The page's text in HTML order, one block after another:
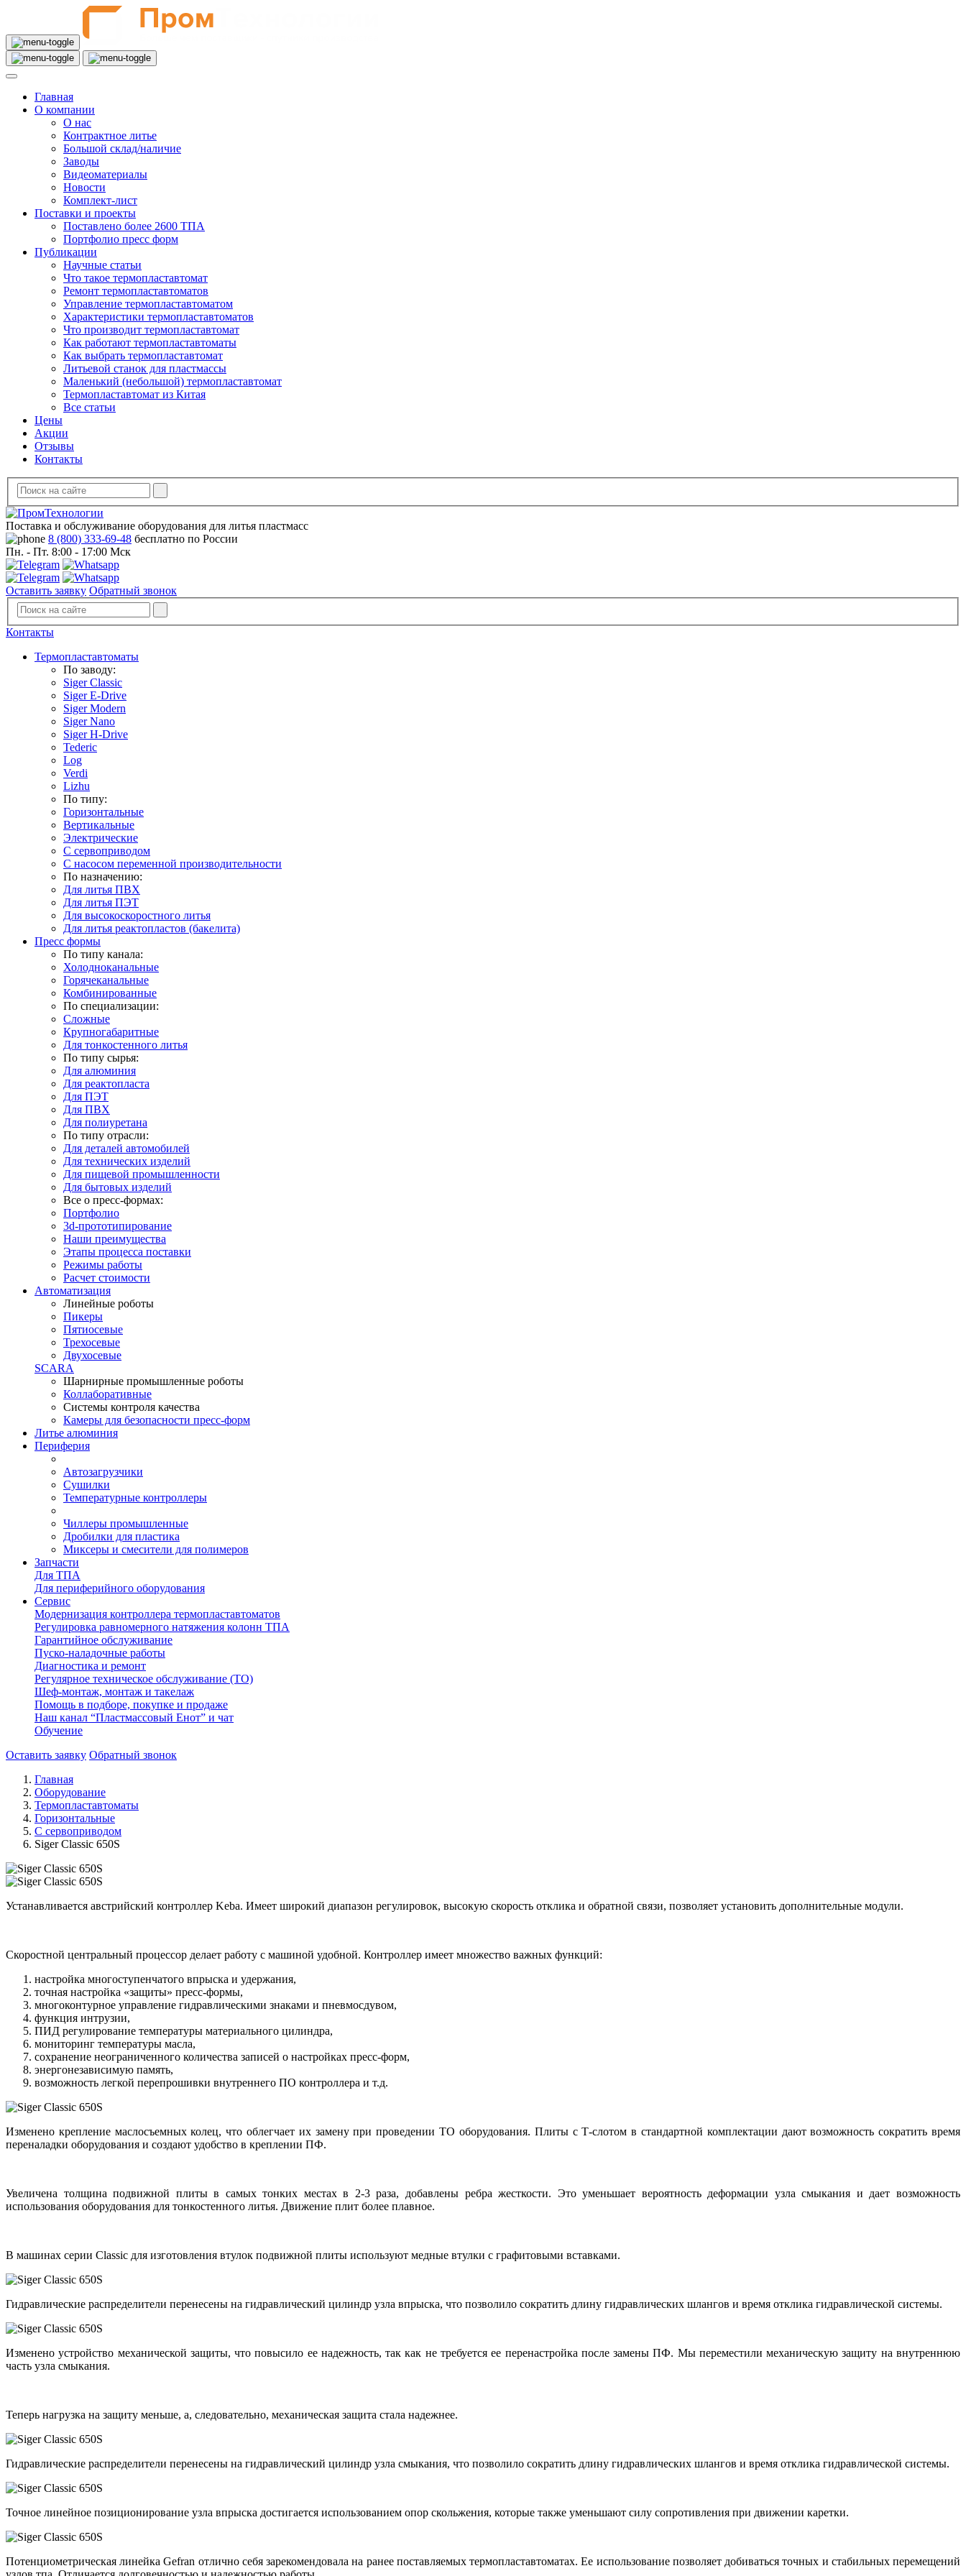
Главная
О компании
О нас
Контрактное литье
Большой склад/наличие
Заводы
Видеоматериалы
Новости
Комплект-лист
Поставки и проекты
Поставлено более 2600 ТПА
Портфолио пресс форм
Публикации
Научные статьи
Что такое термопластавтомат
Ремонт термопластавтоматов
Управление термопластавтоматом
Характеристики термопластавтоматов
Что производит термопластавтомат
Как работают термопластавтоматы
Как выбрать термопластавтомат
Литьевой станок для пластмассы
Маленький (небольшой) термопластавтомат
Термопластавтомат из Китая
Все статьи
Цены
Акции
Отзывы
Контакты
Поставка и обслуживание оборудования для литья пластмасс
8 (800) 333-69-48 бесплатно по России
Пн. - Пт. 8:00 - 17:00 Мск
Оставить заявку Обратный звонок
Контакты
Термопластавтоматы
По заводу:
Siger Classic
Siger E-Drive
Siger Modern
Siger Nano
Siger H-Drive
Tederic
Log
Verdi
Lizhu
По типу:
Горизонтальные
Вертикальные
Электрические
С сервоприводом
С насосом переменной производительности
По назначению:
Для литья ПВХ
Для литья ПЭТ
Для высокоскоростного литья
Для литья реактопластов (бакелита)
Пресс формы
По типу канала:
Холодноканальные
Горячеканальные
Комбинированные
По специализации:
Сложные
Крупногабаритные
Для тонкостенного литья
По типу сырья:
Для алюминия
Для реактопласта
Для ПЭТ
Для ПВХ
Для полиуретана
По типу отрасли:
Для деталей автомобилей
Для технических изделий
Для пищевой промышленности
Для бытовых изделий
Все о пресс-формах:
Портфолио
3d-прототипирование
Наши преимущества
Этапы процесса поставки
Режимы работы
Расчет стоимости
Автоматизация
Линейные роботы
Пикеры
Пятиосевые
Трехосевые
Двухосевые
SCARA
Шарнирные промышленные роботы
Коллаборативные
Системы контроля качества
Камеры для безопасности пресс-форм
Литье алюминия
Периферия
Автозагрузчики
Сушилки
Температурные контроллеры
Чиллеры промышленные
Дробилки для пластика
Миксеры и смесители для полимеров
Запчасти
Для ТПА
Для периферийного оборудования
Сервис
Модернизация контроллера термопластавтоматов
Регулировка равномерного натяжения колонн ТПА
Гарантийное обслуживание
Пуско-наладочные работы
Диагностика и ремонт
Регулярное техническое обслуживание (ТО)
Шеф-монтаж, монтаж и такелаж
Помощь в подборе, покупке и продаже
Наш канал “Пластмассовый Енот” и чат
Обучение
Оставить заявку Обратный звонок
Главная
Оборудование
Термопластавтоматы
Горизонтальные
С сервоприводом
Siger Classic 650S
Устанавливается австрийский контроллер Keba. Имеет широкий диапазон регулировок, высокую скорость отклика и обратной связи, позволяет установить дополнительные модули.
Скоростной центральный процессор делает работу с машиной удобной. Контроллер имеет множество важных функций:
настройка многоступенчатого впрыска и удержания,
точная настройка «защиты» пресс-формы,
многоконтурное управление гидравлическими знаками и пневмосдувом,
функция интрузии,
ПИД регулирование температуры материального цилиндра,
мониторинг температуры масла,
сохранение неограниченного количества записей о настройках пресс-форм,
энергонезависимую память,
возможность легкой перепрошивки внутреннего ПО контроллера и т.д.
Изменено крепление маслосъемных колец, что облегчает их замену при проведении ТО оборудования. Плиты с Т-слотом в стандартной комплектации дают возможность сократить время
переналадки оборудования и создают удобство в креплении ПФ.
Увеличена толщина подвижной плиты в самых тонких местах в 2-3 раза, добавлены ребра жесткости. Это уменьшает вероятность деформации узла смыкания и дает возможность
использования оборудования для тонкостенного литья. Движение плит более плавное.
В машинах серии Classic для изготовления втулок подвижной плиты используют медные втулки с графитовыми вставками.
Гидравлические распределители перенесены на гидравлический цилиндр узла впрыска, что позволило сократить длину гидравлических шлангов и время отклика гидравлической системы.
Изменено устройство механической защиты, что повысило ее надежность, так как не требуется ее перенастройка после замены ПФ. Мы переместили механическую защиту на внутреннюю
часть узла смыкания.
Теперь нагрузка на защиту меньше, а, следовательно, механическая защита стала надежнее.
Гидравлические распределители перенесены на гидравлический цилиндр узла смыкания, что позволило сократить длину гидравлических шлангов и время отклика гидравлической системы.
Точное линейное позиционирование узла впрыска достигается использованием опор скольжения, которые также уменьшают силу сопротивления при движении каретки.
Потенциометрическая линейка Gefran отлично себя зарекомендовала на ранее поставляемых термопластавтоматах. Ее использование позволяет добиваться точных и стабильных перемещений